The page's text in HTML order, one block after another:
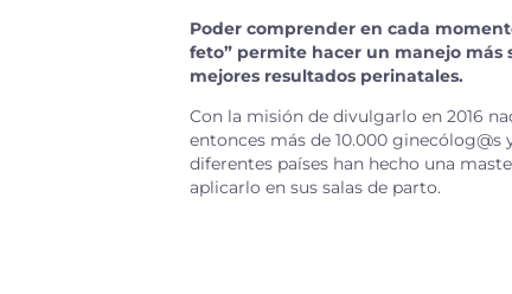
Poder comprender en cada
feto” permite hacer un manejo más
mejores resultados perinatales.
Con la misión de divulgarlo en 2016
entonces más de 10.000 ginecólog@s
diferentes países han hecho una
aplicarlo en sus salas de parto.